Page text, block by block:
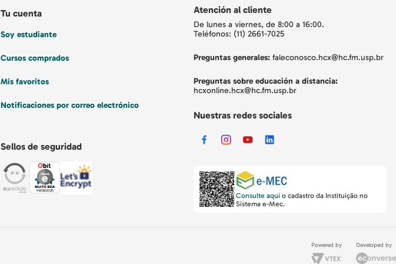
Sellos de seguridad
Tu cuenta
Soy estudiante
Cursos comprados
Mis favoritos
Notificaciones por correo electrónico
Atención al cliente
De lunes a viernes, de 8:00 a 16:00.
Teléfonos: (11) 2661-7025
Preguntas generales: faleconosco.hcx@hc.fm.usp.br
Preguntas sobre educación a distancia:
hcxonline.hcx@hc.fm.usp.br
Nuestras redes sociales
Consulte aqui o cadastro da Instituição no
Sistema e-Mec.
Powered by Developed by